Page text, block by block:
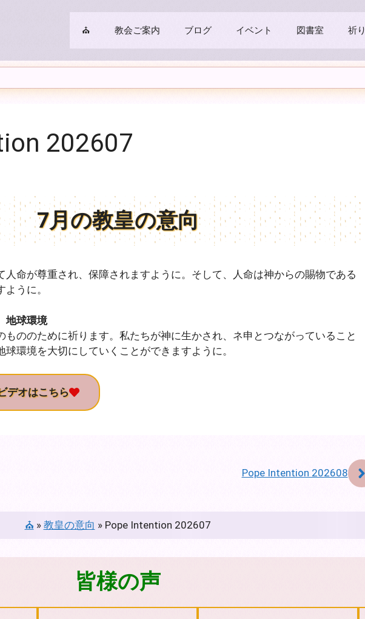
⛪ 教会ご案内 ブログ イベント 図書室 祈り
202607
7月の教皇の意向
人命が尊重され、保障されますように。そして、人命は神からの賜物である
うに。
地球環境
もののために祈ります。私たちが神に生かされ、ネ申とつながっていること
環境を大切にしていくことができますように。
デオはこちら
Pope Intention 202608
⛪» 教皇の意向 » Pope Intention 202607
皆様の声